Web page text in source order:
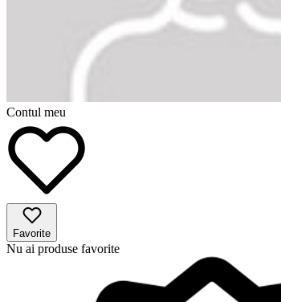
Contul meu
Favorite
Nu ai produse favorite